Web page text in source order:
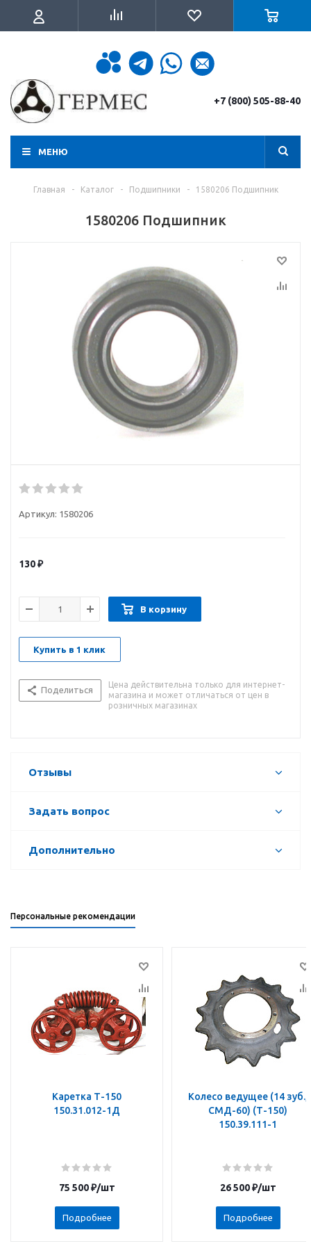
+7 (800) 505-88-40
МЕНЮ
Главная - Каталог - Подшипники - 1580206 Подшипник
1580206 Подшипник
Артикул: 1580206
130₽
В корзину
Купить в 1 клик
Поделиться
Цена действительна только для интернет-
магазина и может отличаться от цен в
розничных магазинах
Отзывы
Задать вопрос
Дополнительно
Персональные рекомендации
Каретка Т-150
150.31.012-1Д
75 500₽/шт
Подробнее
Колесо ведущее (14 зуб.,
СМД-60) (Т-150)
150.39.111-1
26 500₽/шт
Подробнее